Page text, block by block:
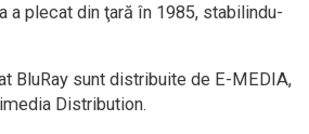
a plecat din ţară în 1985, stabilindu-
BluRay sunt distribuite de E-MEDIA,
Distribution.